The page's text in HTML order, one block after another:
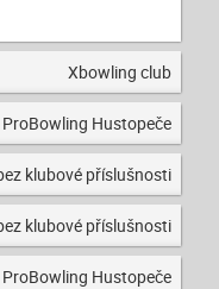
Xbowling club
ProBowling Hustopeče
klubové příslušnosti
klubové příslušnosti
ProBowling Hustopeče